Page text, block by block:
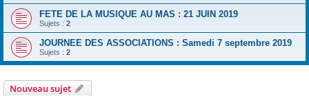
FETE DE LA MUSIQUE AU MAS : 21 JUIN 2019
Sujets : 2
JOURNEE DES ASSOCIATIONS : Samedi 7 septembre 2019
Sujets : 2
Nouveau sujet